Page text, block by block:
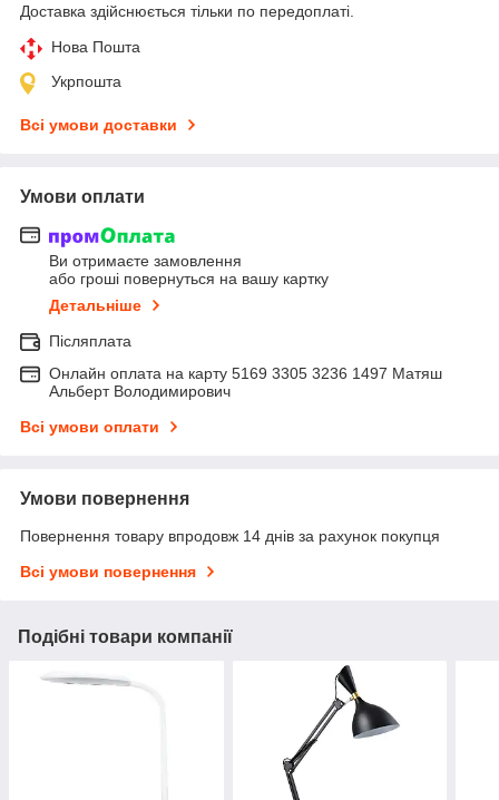
Доставка здійснюється тільки по передоплаті.
Нова Пошта
Укрпошта
Всі умови доставки
Умови оплати
Ви отримаєте замовлення
або гроші повернуться на вашу картку
Детальніше
Післяплата
Онлайн оплата на карту 5169 3305 3236 1497 Матяш
Альберт Володимирович
Всі умови оплати
Умови повернення
Повернення товару впродовж 14 днів за рахунок покупця
Всі умови повернення
Подібні товари компанії